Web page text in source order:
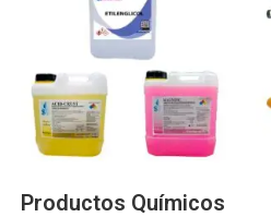
Productos Químicos